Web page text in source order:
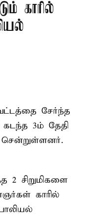
காரில்
சேர்ந்த
3ம் தேதி
சென்றுள்ளனர்.
2 சிறுமிகளை
காரில்